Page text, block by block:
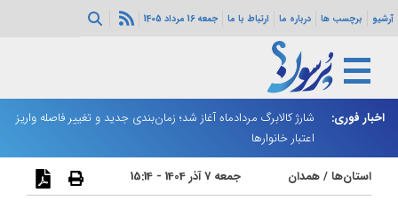
آرشیو برچسب ها درباره ما ارتباط با ما جمعه 16 مرداد 1405
اخبار فوری:
هرمز ادامه
شارژ کالابرگ مردادماه آغاز شد؛ زمان‌بندی جدید و تغییر فاصله واریز
اعتبار خانوارها
استان‌ها /همدان جمعه 7 آذر 1404 - 15:14